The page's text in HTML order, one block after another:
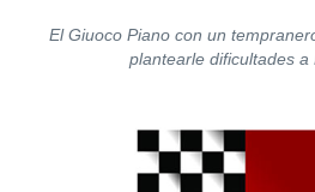
El Giuoco Piano con un
plantearle dificultades a